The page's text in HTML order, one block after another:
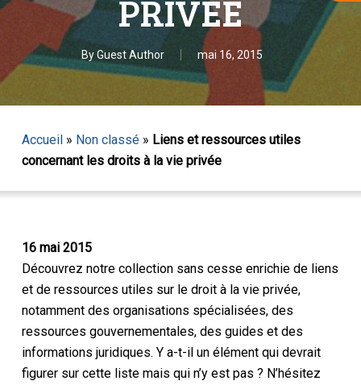
PRIVÉE
By Guest Author mai 16, 2015
Accueil» Non classé» Liens et ressources utiles
concernant les droits à la vie privée
16 mai 2015
Découvrez notre collection sans cesse enrichie de liens
et de ressources utiles sur le droit à la vie privée,
notamment des organisations spécialisées, des
ressources gouvernementales, des guides et des
informations juridiques. Y a-t-il un élément qui devrait
figurer sur cette liste mais qui n’y est pas ? N’hésitez